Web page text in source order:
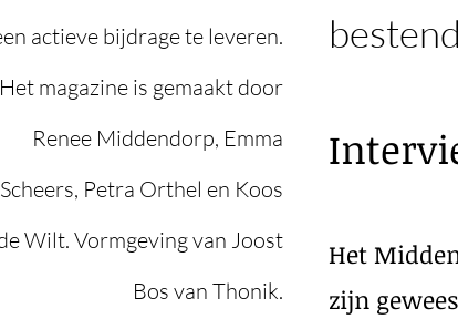
actieve bijdrage te leveren.
Het magazine is gemaakt door
Renee Middendorp, Emma
Scheers, Petra Orthel en Koos
Wilt. Vormgeving van Joost
Bos van Thonik.
Het
zijn